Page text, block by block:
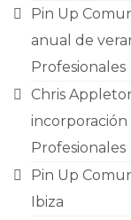
Pin Up
anual de
Profesionales
Chris
incorporación
Profesionales
Pin Up
Ibiza